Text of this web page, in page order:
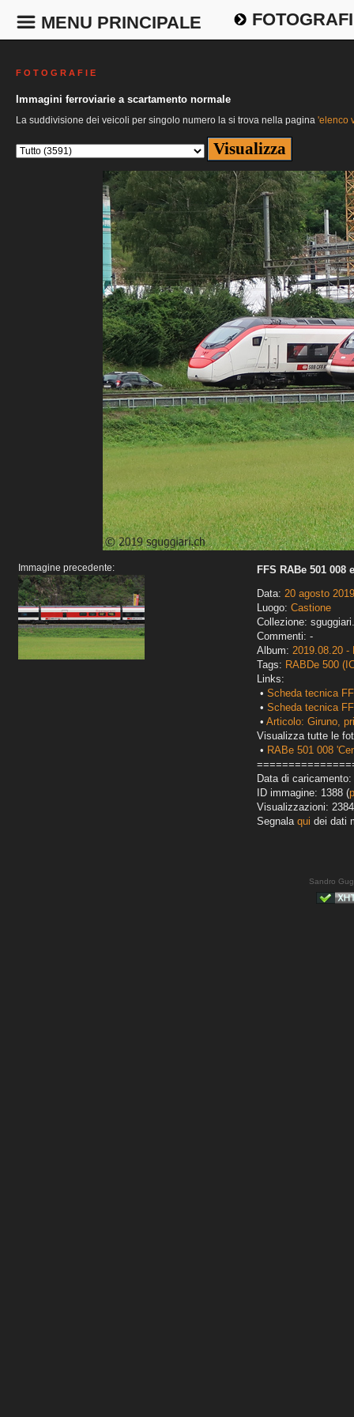
MENU PRINCIPALE
F O T O G R A F I E
Immagini ferroviarie a scartamento normale
La suddivisione dei veicoli per singolo numero la si trova nella pagina 'elenco
Immagine precedente:
FFS RABe 501 008
Data: 20 agosto 2019
Luogo: Castione
Collezione:
Commenti: -
Album: 2019.08.20 -
Tags: RABDe 500
Links:
• Scheda tecnica
• Scheda tecnica
• Articolo: Giruno,
Visualizza tutte le
• RABe 501 008
Data di caricamento:
ID immagine: 1388 (
Visualizzazioni: 2384
Segnala qui dei dati
Sandro